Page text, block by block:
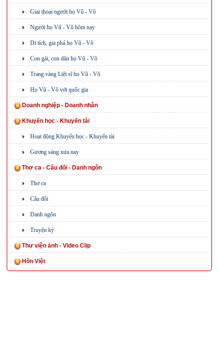
Giai thoại người họ Vũ - Võ
Người họ Vũ - Võ hôm nay
Di tích, gia phả họ Vũ - Võ
Con gái, con dâu họ Vũ - Võ
Trang vàng Liệt sĩ họ Vũ - Võ
Họ Vũ - Võ với quốc gia
Doanh nghiệp - Doanh nhân
Khuyến học - Khuyến tài
Hoạt động Khuyến học - Khuyến tài
Gương sáng xưa nay
Thơ ca - Câu đối - Danh ngôn
Thơ ca
Câu đối
Danh ngôn
Truyện ký
Thư viện ảnh - Video Clip
Hồn Việt